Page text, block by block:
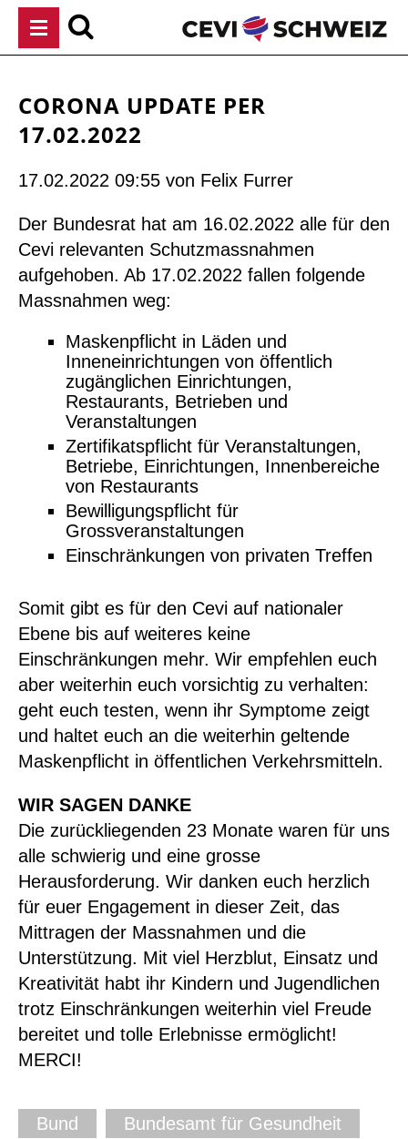
überspringen
CORONA UPDATE PER
17.02.2022
17.02.2022 09:55 von Felix Furrer
Der Bundesrat hat am 16.02.2022 alle für den
Cevi relevanten Schutzmassnahmen
aufgehoben. Ab 17.02.2022 fallen folgende
Massnahmen weg:
Maskenpflicht in Läden und
Inneneinrichtungen von öffentlich
zugänglichen Einrichtungen,
Restaurants, Betrieben und
Veranstaltungen
Zertifikatspflicht für Veranstaltungen,
Betriebe, Einrichtungen, Innenbereiche
von Restaurants
Bewilligungspflicht für
Grossveranstaltungen
Einschränkungen von privaten Treffen
Somit gibt es für den Cevi auf nationaler
Ebene bis auf weiteres keine
Einschränkungen mehr. Wir empfehlen euch
aber weiterhin euch vorsichtig zu verhalten:
geht euch testen, wenn ihr Symptome zeigt
und haltet euch an die weiterhin geltende
Maskenpflicht in öffentlichen Verkehrsmitteln.
WIR SAGEN DANKE
Die zurückliegenden 23 Monate waren für uns
alle schwierig und eine grosse
Herausforderung. Wir danken euch herzlich
für euer Engagement in dieser Zeit, das
Mittragen der Massnahmen und die
Unterstützung. Mit viel Herzblut, Einsatz und
Kreativität habt ihr Kindern und Jugendlichen
trotz Einschränkungen weiterhin viel Freude
bereitet und tolle Erlebnisse ermöglicht!
MERCI!
Bund
Bundesamt für Gesundheit